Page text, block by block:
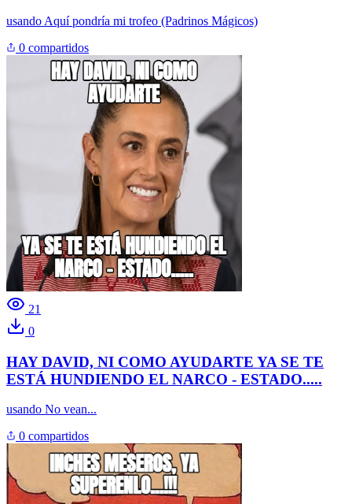
usando Aquí pondría mi trofeo (Padrinos Mágicos)
0 compartidos
21
0
HAY DAVID, NI COMO AYUDARTE YA SE TE
ESTÁ HUNDIENDO EL NARCO - ESTADO.....
usando No vean...
0 compartidos